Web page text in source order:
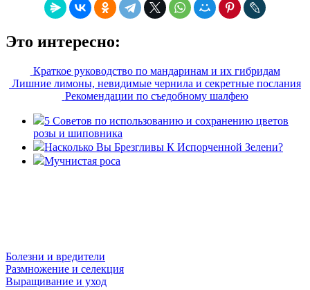
Это интересно:
Краткое руководство по мандаринам и их гибридам
Лишние лимоны, невидимые чернила и секретные послания
Рекомендации по съедобному шалфею
5 Советов по использованию и сохранению цветов
розы и шиповника
Насколько Вы Брезгливы К Испорченной Зелени?
Мучнистая роса
Болезни и вредители
Размножение и селекция
Выращивание и уход